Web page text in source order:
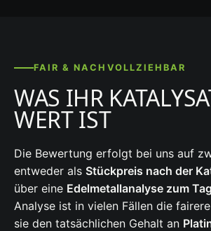
FAIR & NACHVOLLZIEHBAR
WAS IHR
WERT IST
Die Bewertung erfolgt bei uns auf
entweder als Stückpreis nach der
über eine Edelmetallanalyse zum
Analyse ist in vielen Fällen die
sie den tatsächlichen Gehalt an